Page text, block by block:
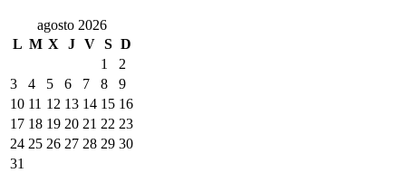
agosto 2026
L M X J V S D
1
2
3
4 5 6 7 8
9
10 11 12 13 14 15 16
17 18 19 20 21 22 23
24 25 26 27 28 29 30
31